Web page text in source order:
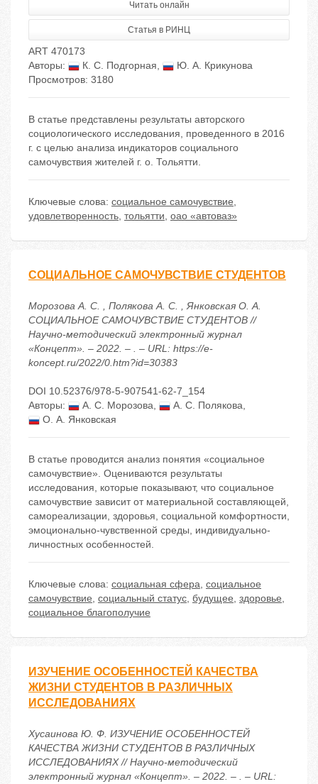
Читать онлайн
Статья в РИНЦ
ART 470173
Авторы:
К. С. Подгорная,
Ю. А. Крикунова
Просмотров: 3180
В статье представлены результаты авторского
социологического исследования, проведенного в 2016
г. с целью анализа индикаторов социального
самочувствия жителей г. о. Тольятти.
Ключевые слова: социальное самочувствие,
удовлетворенность, тольятти, оао «автоваз»
СОЦИАЛЬНОЕ САМОЧУВСТВИЕ СТУДЕНТОВ
Морозова А. С. , Полякова А. С. , Янковская О. А.
СОЦИАЛЬНОЕ САМОЧУВСТВИЕ СТУДЕНТОВ //
Научно-методический электронный журнал
«Концепт». – 2022. – . – URL: https://e-
koncept.ru/2022/0.htm?id=30383
DOI 10.52376/978-5-907541-62-7_154
Авторы:
А. С. Морозова, А. С. Полякова,
О. А. Янковская
В статье проводится анализ понятия «социальное
самочувствие». Оцениваются результаты
исследования, которые показывают, что социальное
самочувствие зависит от материальной составляющей,
самореализации, здоровья, социальной комфортности,
эмоционально-чувственной среды, индивидуально-
личностных особенностей.
Ключевые слова: социальная сфера, социальное
самочувствие, социальный статус, будущее, здоровье,
социальное благополучие
ИЗУЧЕНИЕ ОСОБЕННОСТЕЙ КАЧЕСТВА
ЖИЗНИ СТУДЕНТОВ В РАЗЛИЧНЫХ
ИССЛЕДОВАНИЯХ
Хусаинова Ю. Ф. ИЗУЧЕНИЕ ОСОБЕННОСТЕЙ
КАЧЕСТВА ЖИЗНИ СТУДЕНТОВ В РАЗЛИЧНЫХ
ИССЛЕДОВАНИЯХ // Научно-методический
электронный журнал «Концепт». – 2022. – . – URL: